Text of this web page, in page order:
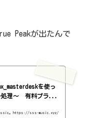
Peakが出たんで
を使っ
理～ 有料プラ...
。https://sss-music.xyz/